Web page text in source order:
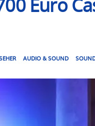
Euro
AUDIO & SOUND